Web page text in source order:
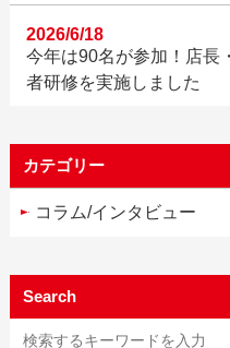
今年は90名が参加！店長
者研修を実施しました
2026/6/18
カテゴリー
コラム/インタビュー
Search